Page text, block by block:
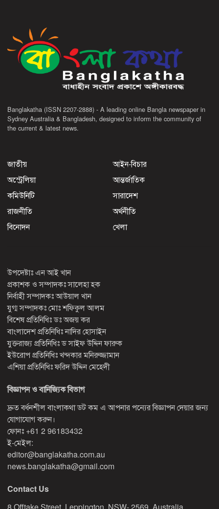
Banglakatha (ISSN 2207-2888) - A leading online Bangla newspaper in
Sydney Australia & Bangladesh, designed to inform the community of
the current & latest news.
জাতীয়
আইন-বিচার
অস্ট্রেলিয়া
আন্তর্জাতিক
কমিউনিটি
সারাদেশ
রাজনীতি
অর্থনীতি
বিনোদন
খেলা
উপদেষ্টাঃ এন আই খান
প্রকাশক ও সম্পাদকঃ সালেহা হক
নির্বাহী সম্পাদকঃ আউয়াল খান
যুগ্ম সম্পাদকঃ মোঃ শফিকুল আলম
বিশেষ প্রতিনিধিঃ ডঃ অজয় কর
বাংলাদেশ প্রতিনিধিঃ নাদির হোসাইন
যুক্তরাজ্য প্রতিনিধিঃ ড সাইফ উদ্দিন ফারুক
ইউরোপ প্রতিনিধিঃ খন্দকার মনিরুজ্জামান
এশিয়া প্রতিনিধিঃ ফরিদ উদ্দিন মেহেদী
বিজ্ঞাপন ও বানিজ্যিক বিভাগ
দ্রুত বর্ধনশীল বাংলাকথা ডট কম এ আপনার পন্যের বিজ্ঞাপন দেয়ার জন্য
যোগাযোগ করুন।
ফোনঃ +61 2 96183432
ই-মেইল:
editor@banglakatha.com.au
news.banglakatha@gmail.com
Contact Us